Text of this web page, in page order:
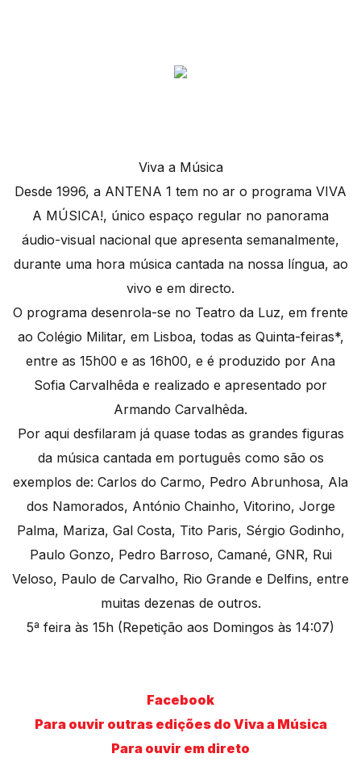
Viva a Música
Desde 1996, a ANTENA 1 tem no ar o programa VIVA
A MÚSICA!, único espaço regular no panorama
áudio-visual nacional que apresenta semanalmente,
durante uma hora música cantada na nossa língua, ao
vivo e em directo.
O programa desenrola-se no Teatro da Luz, em frente
ao Colégio Militar, em Lisboa, todas as Quinta-feiras*,
entre as 15h00 e as 16h00, e é produzido por Ana
Sofia Carvalhêda e realizado e apresentado por
Armando Carvalhêda.
Por aqui desfilaram já quase todas as grandes figuras
da música cantada em português como são os
exemplos de: Carlos do Carmo, Pedro Abrunhosa, Ala
dos Namorados, António Chainho, Vitorino, Jorge
Palma, Mariza, Gal Costa, Tito Paris, Sérgio Godinho,
Paulo Gonzo, Pedro Barroso, Camané, GNR, Rui
Veloso, Paulo de Carvalho, Rio Grande e Delfins, entre
muitas dezenas de outros.
5ª feira às 15h (Repetição aos Domingos às 14:07)
Facebook
Para ouvir outras edições do Viva a Música
Para ouvir em direto